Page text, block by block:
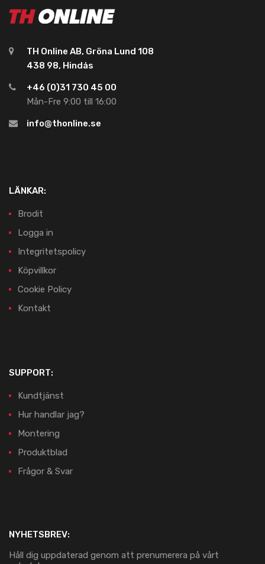
TH Online AB, Gröna Lund 108
438 98, Hindås
+46 (0)31 730 45 00
Mån-Fre 9:00 till 16:00
info@thonline.se
LÄNKAR:
Brodit
Logga in
Integritetspolicy
Köpvillkor
Cookie Policy
Kontakt
SUPPORT:
Kundtjänst
Hur handlar jag?
Montering
Produktblad
Frågor & Svar
NYHETSBREV:
Håll dig uppdaterad genom att prenumerera på vårt